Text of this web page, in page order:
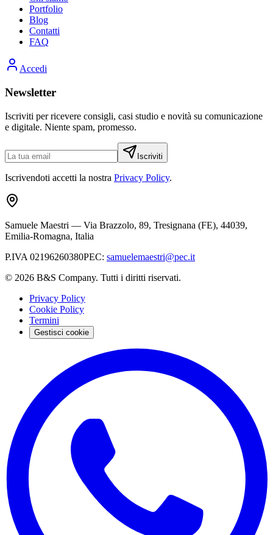
Portfolio
Blog
Contatti
FAQ
Accedi
Newsletter
Iscriviti per ricevere consigli, casi studio e novità su comunicazione
e digitale. Niente spam, promesso.
Iscriviti
Iscrivendoti accetti la nostra Privacy Policy.
Samuele Maestri — Via Brazzolo, 89, Tresignana (FE), 44039,
Emilia-Romagna, Italia
P.IVA 02196260380PEC: samuelemaestri@pec.it
© 2026 B&S Company. Tutti i diritti riservati.
Privacy Policy
Cookie Policy
Termini
Gestisci cookie